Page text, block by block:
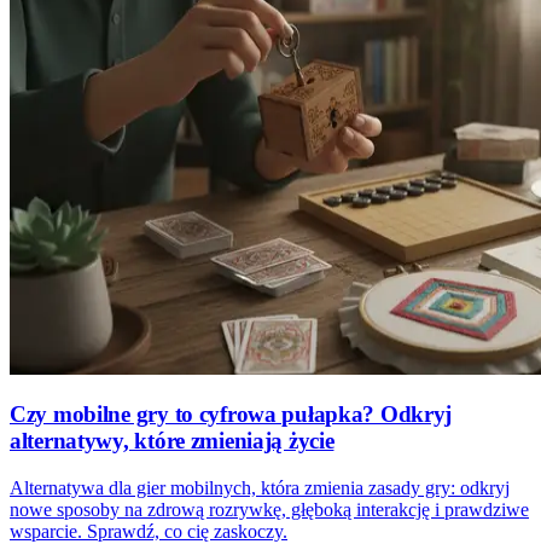
Czy mobilne gry to cyfrowa pułapka? Odkryj
alternatywy, które zmieniają życie
Alternatywa dla gier mobilnych, która zmienia zasady gry: odkryj
nowe sposoby na zdrową rozrywkę, głęboką interakcję i prawdziwe
wsparcie. Sprawdź, co cię zaskoczy.